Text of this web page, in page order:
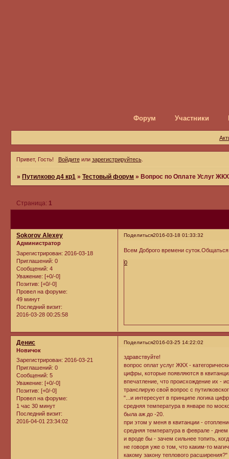
Форум Участники
Привет, Гость! Войдитеили зарегистрируйтесь.
» Путилково д4 кр1 »Тестовый форум » Вопрос по Оплате Услуг ЖКХ
Страница: 1
Поделиться2016-03-18 01:33:32
Sokorov Alexey
Администратор
Зарегистрирован: 2016-03-18
Приглашений: 0
Сообщений: 4
Уважение: [+0/-0]
Позитив: [+0/-0]
Провел на форуме:
49 минут
Последний визит:
2016-03-28 00:25:58
Всем Доброго времени
0
Поделиться2016-03-25 14:22:02
Денис
Новичок
Зарегистрирован: 2016-03-21
Приглашений: 0
Сообщений: 5
Уважение: [+0/-0]
Позитив: [+0/-0]
Провел на форуме:
1 час 30 минут
Последний визит:
2016-04-01 23:34:02
здравствуйте!
вопрос оплат услуг ЖКХ -
цифры, которые появляются в
впечатление, что происхождение их -
транслирую свой вопрос с
"...и интересует в принципе логика
средняя температура в январе по
была аж до -20.
при этом у меня в квитанции -
средняя температура в феврале -
и вроде бы - зачем сильнее топить,
не говоря уже о том, что каким-то
какому закону теплового расширения?"